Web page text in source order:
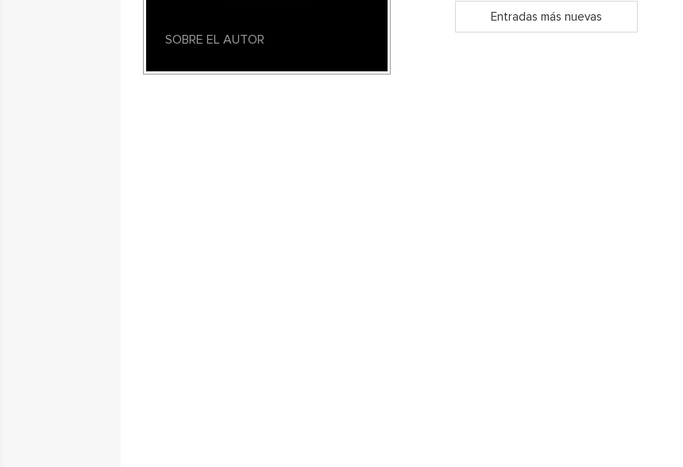
Entradas más nuevas
SOBRE EL AUTOR